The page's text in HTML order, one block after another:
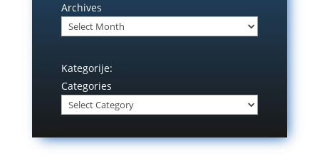
Archives
Kategorije:
Categories